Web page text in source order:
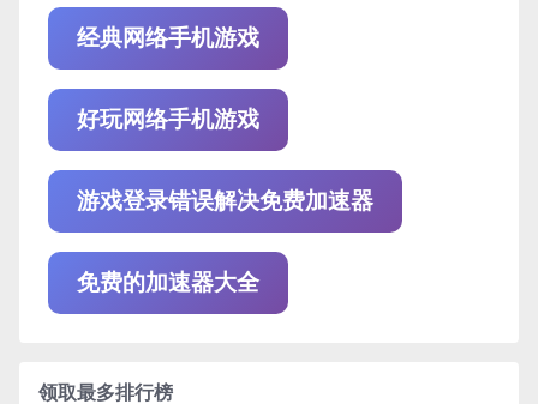
经典网络手机游戏
好玩网络手机游戏
游戏登录错误解决免费加速器
免费的加速器大全
领取最多排行榜